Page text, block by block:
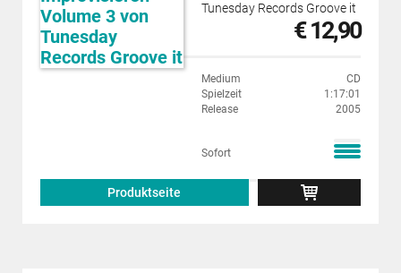
Tunesday Records Groove it
€ 12,90
Medium
CD
Spielzeit
1:17:01
Release
2005
Sofort
Produktseite